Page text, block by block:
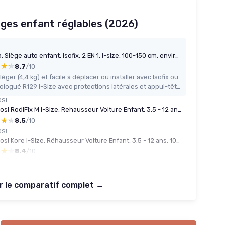
enfant réglables (2026)
Bogota, Siège auto enfant, Isofix, 2 EN 1, I-size, 100-150 cm, environ 4-12 ans, Rehausseur siège auto enfant, avec Protection Latérale, Appui-tête Réglable, Fixation Isofix ou ceinture
8.7/10
Très léger (4,4 kg) et facile à déplacer ou installer avec Isofix ou ceinture
Homologué R129 i-Size avec protections latérales et appui-tête réglable sur 9 positions
8.5/10
8.4 /10
le comparatif complet →